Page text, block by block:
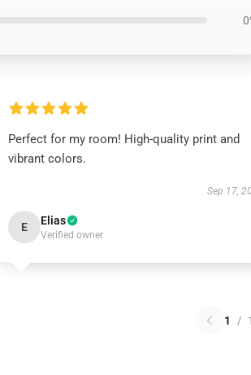
Perfect for my room! High-quality print and
vibrant colors.
Sep 17,
E Elias
Verified owner
1 / 1